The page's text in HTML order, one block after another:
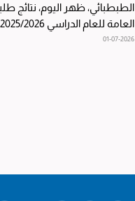
الطبطبائي، ظهر اليوم، نتائج
أن يجري اتصالات...
01-07-2026